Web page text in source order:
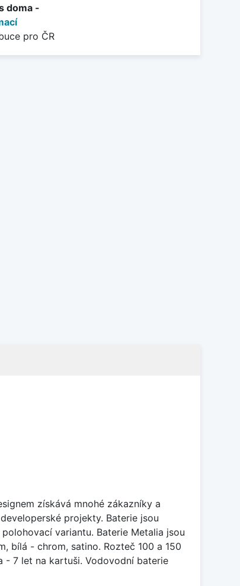
doma -
pro ČR
získává mnohé zákazníky a
projekty. Baterie jsou
variantu. Baterie Metalia jsou
bílá - chrom, satino. Rozteč 100 a 150
- 7 let na kartuši. Vodovodní baterie